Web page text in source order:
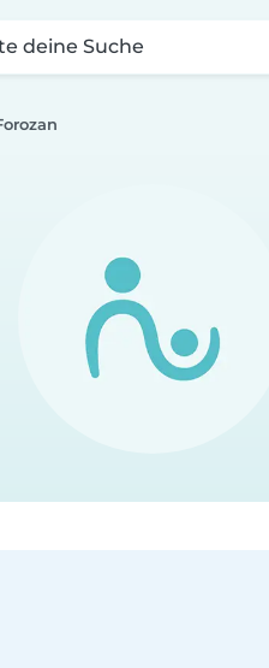
deine Suche